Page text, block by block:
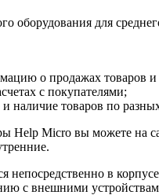
оборудования для
о продажах товаров и
с покупателями;
наличие товаров по
Help Micro вы можете на
непосредственно в
с внешними